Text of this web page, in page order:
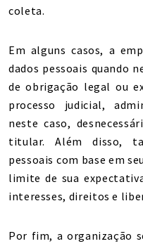
coleta.
Em alguns casos, a
dados pessoais quando
de obrigação legal ou
processo judicial,
neste caso,
titular. Além disso,
pessoais com base em
limite de sua
interesses, direitos e
Por fim, a organização